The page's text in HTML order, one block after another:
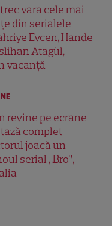
vara cele mai
din serialele
Evcen, Hande
Atagül,
vacanță
revine pe ecrane
complet
joacă un
serial „Bro”,